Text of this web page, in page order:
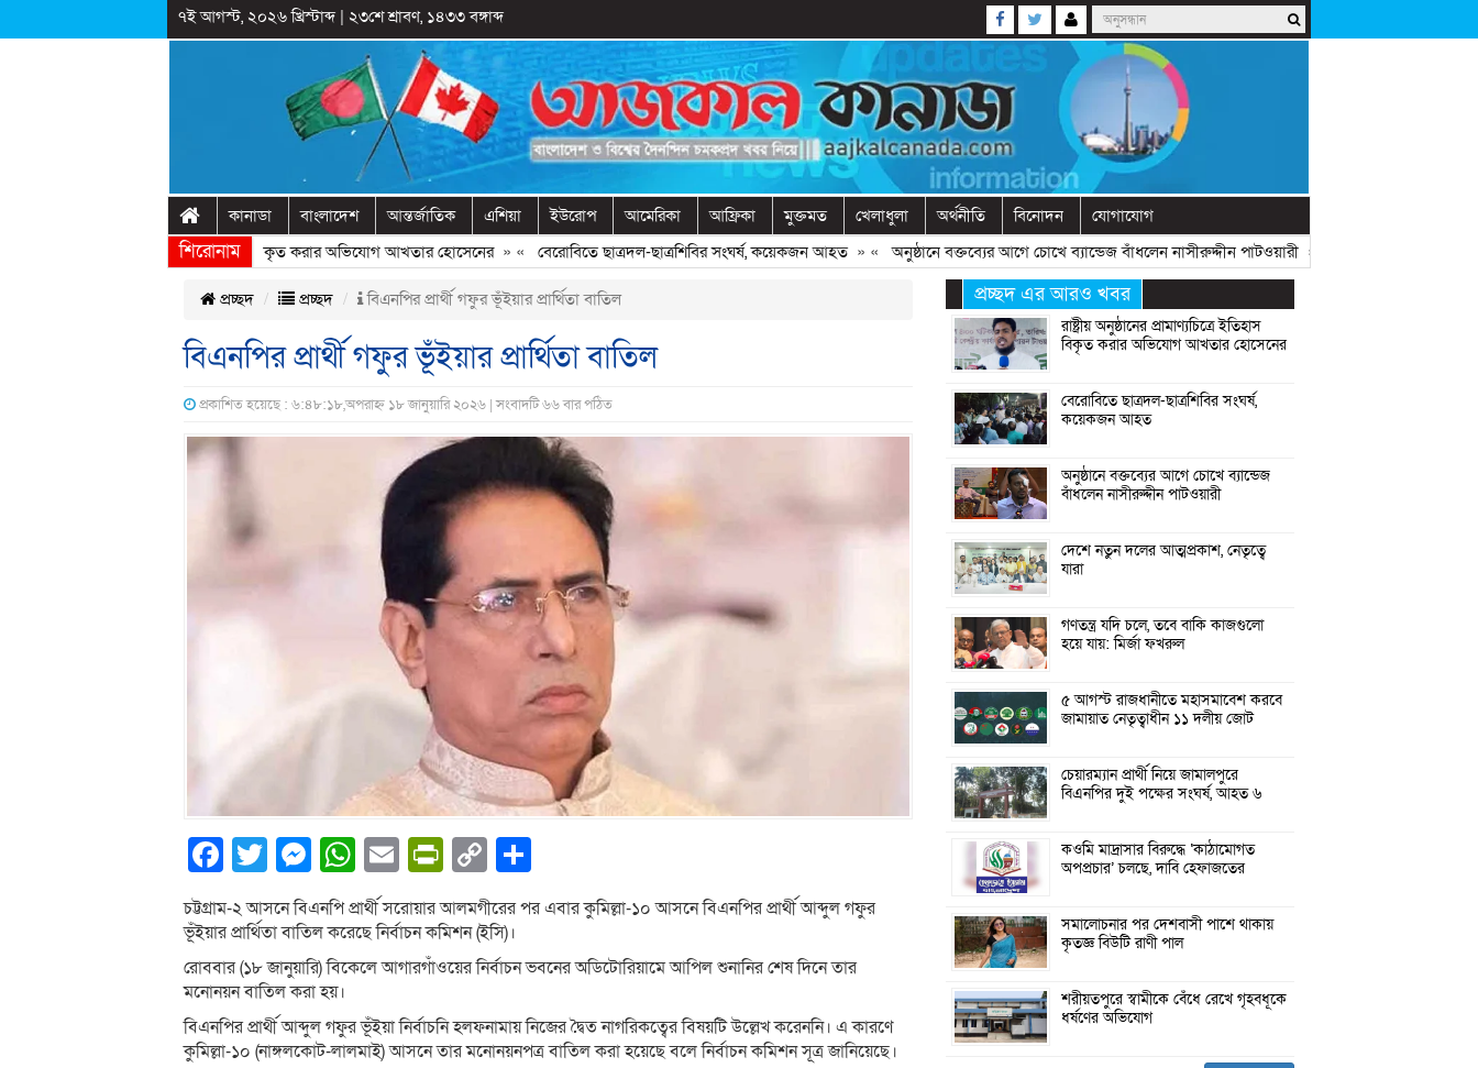
৭ই আগস্ট, ২০২৬ খ্রিস্টাব্দ| ২৩শে শ্রাবণ, ১৪৩৩ বঙ্গাব্দ
কানাডা বাংলাদেশ আন্তর্জাতিক এশিয়া ইউরোপ আমেরিকা আফ্রিকা মুক্তমত খেলাধুলা অর্থনীতি বিনোদন যোগাযোগ
শিরোনাম
অনুষ্ঠানের প্রামাণ্যচিত্রে ইতিহাস বিকৃত করার অভিযোগ আখতার হোসেনের» « বেরোবিতে ছাত্রদল-ছাত্রশিবির সংঘর্ষ, কয়েকজন আহত» « অনুষ্ঠানে বক্তব্যের আগে চোখে ব্যান্ডেজ বাঁধলেন নাসীরুদ্দীন পাটওয়ারী» « দেশে নতুন দলের আত্মপ্রকাশ,
প্রচ্ছদ প্রচ্ছদ বিএনপির প্রার্থী গফুর ভূঁইয়ার প্রার্থিতা বাতিল
বিএনপির প্রার্থী গফুর ভূঁইয়ার প্রার্থিতা বাতিল
প্রকাশিত হয়েছে : ৬:৪৮:১৮,অপরাহ্ন ১৮ জানুয়ারি ২০২৬ | সংবাদটি ৬৬ বার পঠিত
Facebook
Twitter
Messenger
WhatsApp
EmailPrintFriendly
Copy
Link
চট্টগ্রাম-২ আসনে বিএনপি প্রার্থী সরোয়ার আলমগীরের পর এবার কুমিল্লা-১০ আসনে বিএনপির প্রার্থী আব্দুল গফুর
ভূঁইয়ার প্রার্থিতা বাতিল করেছে নির্বাচন কমিশন (ইসি)।
রোববার (১৮ জানুয়ারি) বিকেলে আগারগাঁওয়ের নির্বাচন ভবনের অডিটোরিয়ামে আপিল শুনানির শেষ দিনে তার
মনোনয়ন বাতিল করা হয়।
বিএনপির প্রার্থী আব্দুল গফুর ভূঁইয়া নির্বাচনি হলফনামায় নিজের দ্বৈত নাগরিকত্বের বিষয়টি উল্লেখ করেননি। এ কারণে
কুমিল্লা-১০ (নাঙ্গলকোট-লালমাই) আসনে তার মনোনয়নপত্র বাতিল করা হয়েছে বলে নির্বাচন কমিশন সূত্র জানিয়েছে।
প্রচ্ছদ এর আরও খবর
রাষ্ট্রীয় অনুষ্ঠানের প্রামাণ্যচিত্রে ইতিহাস
বিকৃত করার অভিযোগ আখতার হোসেনের
বেরোবিতে ছাত্রদল-ছাত্রশিবির সংঘর্ষ,
কয়েকজন আহত
অনুষ্ঠানে বক্তব্যের আগে চোখে ব্যান্ডেজ
বাঁধলেন নাসীরুদ্দীন পাটওয়ারী
দেশে নতুন দলের আত্মপ্রকাশ, নেতৃত্বে
যারা
গণতন্ত্র যদি চলে, তবে বাকি কাজগুলো
হয়ে যায়: মির্জা ফখরুল
৫ আগস্ট রাজধানীতে মহাসমাবেশ করবে
জামায়াত নেতৃত্বাধীন ১১ দলীয় জোট
চেয়ারম্যান প্রার্থী নিয়ে জামালপুরে
বিএনপির দুই পক্ষের সংঘর্ষ, আহত ৬
কওমি মাদ্রাসার বিরুদ্ধে ‘কাঠামোগত
অপপ্রচার’ চলছে, দাবি হেফাজতের
সমালোচনার পর দেশবাসী পাশে থাকায়
কৃতজ্ঞ বিউটি রাণী পাল
শরীয়তপুরে স্বামীকে বেঁধে রেখে গৃহবধূকে
ধর্ষণের অভিযোগ